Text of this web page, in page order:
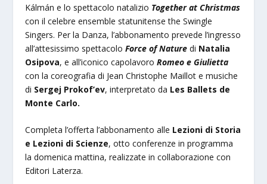
Kálmán e lo spettacolo natalizio Together at Christmas
con il celebre ensemble statunitense the Swingle
Singers. Per la Danza, l’abbonamento prevede l’ingresso
all’attesissimo spettacoloForce of Nature di Natalia
Osipova, e all’iconico capolavoroRomeo e Giulietta
con la coreografia di Jean Christophe Maillot e musiche
di Sergej Prokof’ev, interpretato da Les Ballets de
Monte Carlo.
Completa l’offerta l’abbonamento alle Lezioni di Storia
e Lezioni di Scienze, otto conferenze in programma
la domenica mattina, realizzate in collaborazione con
Editori Laterza.